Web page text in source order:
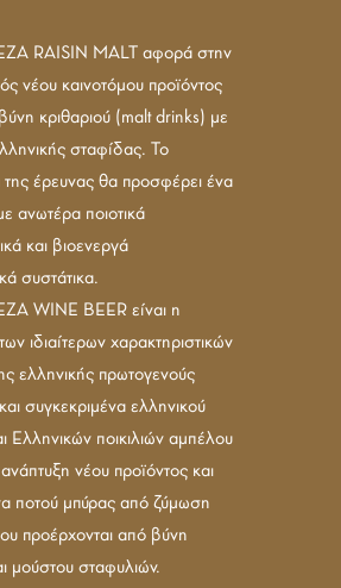
RAISIN MALT αφορά στην
νέου καινοτόμου προϊόντος
κριθαριού (malt drinks) με
σταφίδας. Το
έρευνας θα προσφέρει ένα
ανωτέρα ποιοτικά
και βιοενεργά
συστάτικα.
WINE BEER είναι η
ιδιαίτερων χαρακτηριστικών
ελληνικής πρωτογενούς
συγκεκριμένα ελληνικού
Ελληνικών ποικιλιών αμπέλου
νέου προϊόντος και
ποτού μπύρας από ζύμωση
προέρχονται από βύνη
μούστου σταφυλιών.